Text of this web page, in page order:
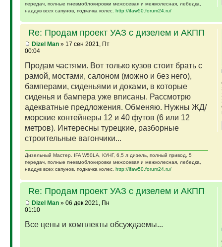
передач, полные пневмоблокировки межосевая и межколесная, лебедка,
наддув всех сапунов, подкачка колес. http://ifaw50.forum24.ru/
Re: Продам проект УАЗ с дизелем и АКПП
Dizel Man» 17 сен 2021, Пт
00:04
Продам частями. Вот только кузов стоит брать с
рамой, мостами, салоном (можно и без него),
бамперами, сиденьями и доками, в которые
сиденья и бампера уже вписаны. Рассмотрю
адекватные предложения. Обменяю. Нужны ЖД/
морские контейнеры 12 и 40 футов (6 или 12
метров). Интересны турецкие, разборные
строительные вагончики...
Дизельный Мастер. IFA W50LA, КУНГ, 6,5 л дизель, полный привод, 5
передач, полные пневмоблокировки межосевая и межколесная, лебедка,
наддув всех сапунов, подкачка колес. http://ifaw50.forum24.ru/
Re: Продам проект УАЗ с дизелем и АКПП
Dizel Man» 06 дек 2021, Пн
01:10
Все цены и комплекты обсуждаемы...